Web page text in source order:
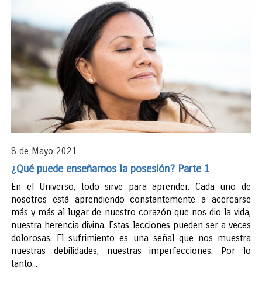
8 de Mayo 2021
¿Qué puede enseñarnos la posesión? Parte 1
En el Universo, todo sirve para aprender. Cada uno de
nosotros está aprendiendo constantemente a acercarse
más y más al lugar de nuestro corazón que nos dio la vida,
nuestra herencia divina. Estas lecciones pueden ser a veces
dolorosas. El sufrimiento es una señal que nos muestra
nuestras debilidades, nuestras imperfecciones. Por lo
tanto...